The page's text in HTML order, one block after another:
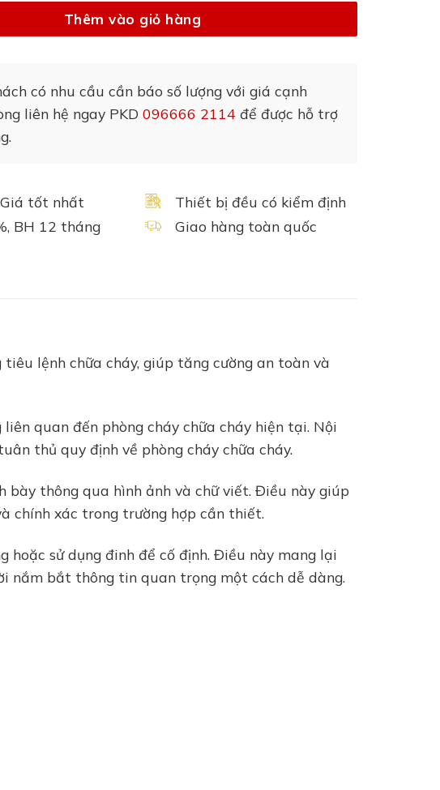
Thêm vào giỏ hàng
có nhu cầu cần báo số lượng với giá cạnh
liên hệ ngay PKD 096666 2114 để được hỗ trợ
tốt nhất
BH 12 tháng
Thiết bị đều có kiểm định
Giao hàng toàn quốc
lệnh chữa cháy, giúp tăng cường an toàn và
quan đến phòng cháy chữa cháy hiện tại. Nội
thủ quy định về phòng cháy chữa cháy.
bày thông qua hình ảnh và chữ viết. Điều này giúp
chính xác trong trường hợp cần thiết.
sử dụng đinh để cố định. Điều này mang lại
nắm bắt thông tin quan trọng một cách dễ dàng.